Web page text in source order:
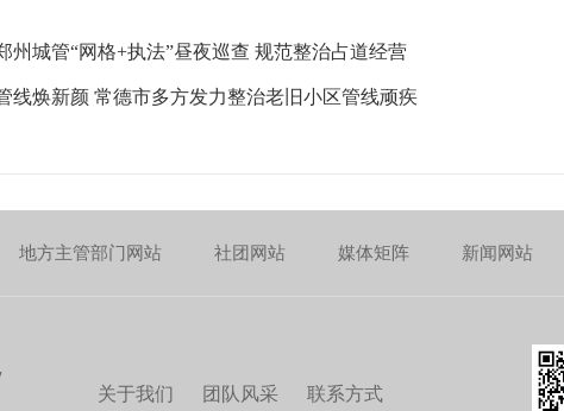
州城管“网格+执法”昼夜巡查 规范整治占道经营
线焕新颜 常德市多方发力整治老旧小区管线顽疾
地方主管部门网站 社团网站 媒体矩阵 新闻网站
关于我们 团队风采 联系方式